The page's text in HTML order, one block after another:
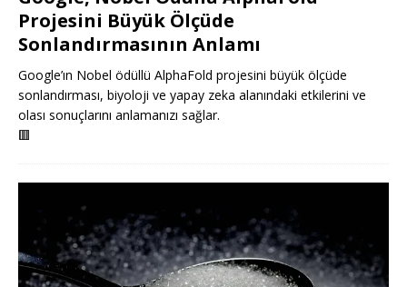
Projesini Büyük Ölçüde
Sonlandırmasının Anlamı
Google’ın Nobel ödüllü AlphaFold projesini büyük ölçüde
sonlandırması, biyoloji ve yapay zeka alanındaki etkilerini ve
olası sonuçlarını anlamanızı sağlar.
🟥